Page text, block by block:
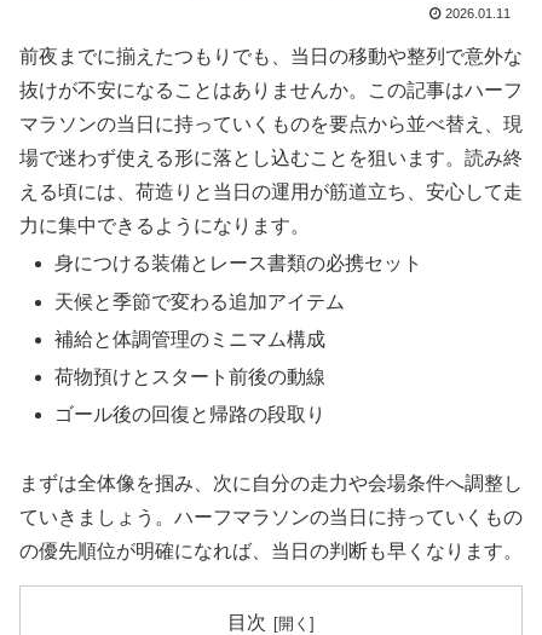
2026.01.11
前夜までに揃えたつもりでも、当日の移動や整列で意外な
抜けが不安になることはありませんか。この記事はハーフ
マラソンの当日に持っていくものを要点から並べ替え、現
場で迷わず使える形に落とし込むことを狙います。読み終
える頃には、荷造りと当日の運用が筋道立ち、安心して走
力に集中できるようになります。
身につける装備とレース書類の必携セット
天候と季節で変わる追加アイテム
補給と体調管理のミニマム構成
荷物預けとスタート前後の動線
ゴール後の回復と帰路の段取り
まずは全体像を掴み、次に自分の走力や会場条件へ調整し
ていきましょう。ハーフマラソンの当日に持っていくもの
の優先順位が明確になれば、当日の判断も早くなります。
目次